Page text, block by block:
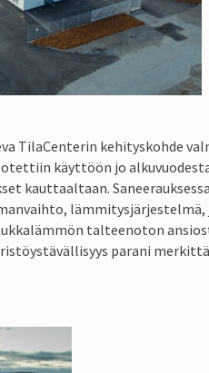
TilaCenterin kehityskohde
käyttöön jo
kauttaaltaan.
talteenoton
parani